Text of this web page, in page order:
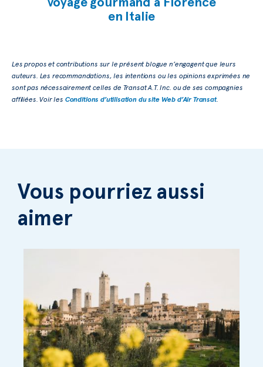
en Italie
Les propos et contributions sur le présent blogue n’engagent que leurs
auteurs. Les recommandations, les intentions ou les opinions exprimées ne
sont pas nécessairement celles de Transat A.T. Inc. ou de ses compagnies
affiliées. Voir les Conditions d’utilisation du site Web d’Air Transat.
Vous pourriez aussi
aimer